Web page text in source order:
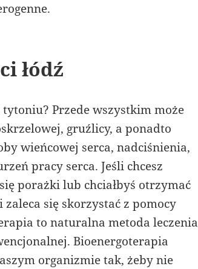
łódź
Przede wszystkim może
gruźlicy, a ponadto
wieńcowej serca, nadciśnienia,
pracy serca. Jeśli chcesz
porażki lub chciałbyś otrzymać
się skorzystać z pomocy
to naturalna metoda leczenia
Bioenergoterapia
organizmie tak, żeby nie